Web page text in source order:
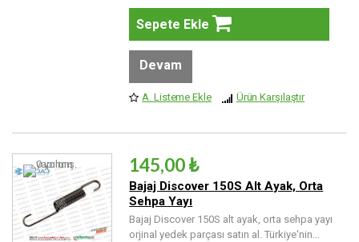
Sepete Ekle
Devam
A. Listeme Ekle Ürün Karşılaştır
145,00 ₺
Bajaj Discover 150S Alt Ayak, Orta
Sehpa Yayı
Bajaj Discover 150S alt ayak, orta sehpa yayı
orjinal yedek parçası satın al. Türkiye'nin...